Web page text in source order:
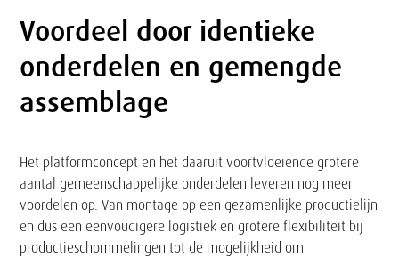
Tekst
Voordeel door identieke
onderdelen en gemengde
assemblage
Het platformconcept en het daaruit voortvloeiende grotere
aantal gemeenschappelijke onderdelen leveren nog meer
voordelen op. Van montage op een gezamenlijke productielijn
en dus een eenvoudigere logistiek en grotere flexibiliteit bij
productieschommelingen tot de mogelijkheid om